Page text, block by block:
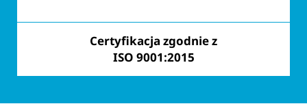
Certyfikacja zgodnie z
ISO 9001:2015
Silna realizacja